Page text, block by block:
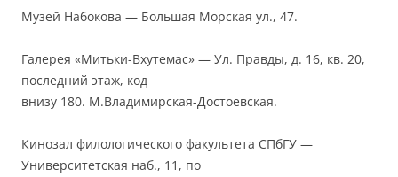
Музей Набокова — Большая Морская ул., 47.
Галерея «Митьки-Вхутемас» — Ул. Правды, д. 16, кв. 20,
последний этаж, код
внизу 180. М.Владимирская-Достоевская.
Кинозал филологического факультета СПбГУ —
Университетская наб., 11, по